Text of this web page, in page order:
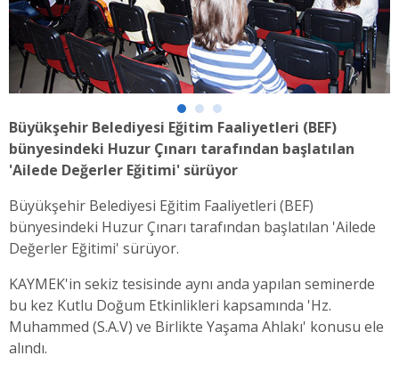
Büyükşehir Belediyesi Eğitim Faaliyetleri (BEF)
bünyesindeki Huzur Çınarı tarafından başlatılan
'Ailede Değerler Eğitimi' sürüyor
Büyükşehir Belediyesi Eğitim Faaliyetleri (BEF)
bünyesindeki Huzur Çınarı tarafından başlatılan 'Ailede
Değerler Eğitimi' sürüyor.
KAYMEK'in sekiz tesisinde aynı anda yapılan seminerde
bu kez Kutlu Doğum Etkinlikleri kapsamında 'Hz.
Muhammed (S.A.V) ve Birlikte Yaşama Ahlakı' konusu ele
alındı.